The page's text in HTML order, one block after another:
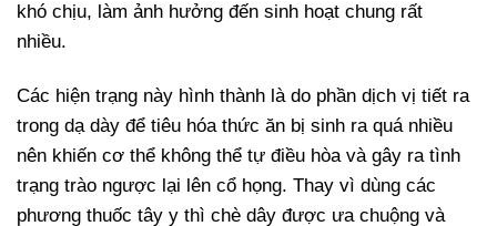
khó chịu, làm ảnh hưởng đến sinh hoạt chung rất
nhiều.
Các hiện trạng này hình thành là do phần dịch vị tiết ra
trong dạ dày để tiêu hóa thức ăn bị sinh ra quá nhiều
nên khiến cơ thể không thể tự điều hòa và gây ra tình
trạng trào ngược lại lên cổ họng. Thay vì dùng các
phương thuốc tây y thì chè dây được ưa chuộng và